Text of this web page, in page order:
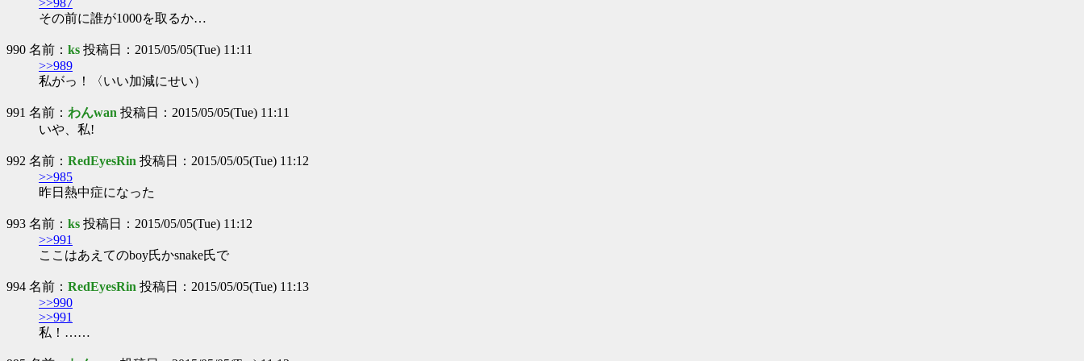
>>987
その前に誰が1000を取るか…
990 名前： ks 投稿日：2015/05/05(Tue) 11:11
>>989
私がっ！〈いい加減にせい）
991 名前： わんwan 投稿日：2015/05/05(Tue) 11:11
いや、私!
992 名前： RedEyesRin 投稿日：2015/05/05(Tue) 11:12
>>985
昨日熱中症になった
993 名前： ks 投稿日：2015/05/05(Tue) 11:12
>>991
ここはあえてのboy氏かsnake氏で
994 名前： RedEyesRin 投稿日：2015/05/05(Tue) 11:13
>>990
>>991
私！……